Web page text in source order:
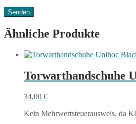
Ähnliche Produkte
Torwarthandschuhe
34,00 €
Kein Mehrwertsteuerausweis, da